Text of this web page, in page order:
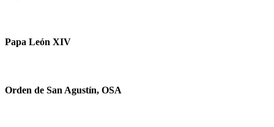
Papa León XIV
Orden de San Agustín, OSA